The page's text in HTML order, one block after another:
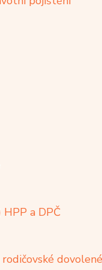
a DPČ
dovolené